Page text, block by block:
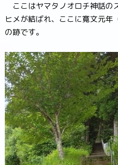
ここはヤマタノオロチ神話の
ヒメが結ばれ、ここに寛文元
の跡です。